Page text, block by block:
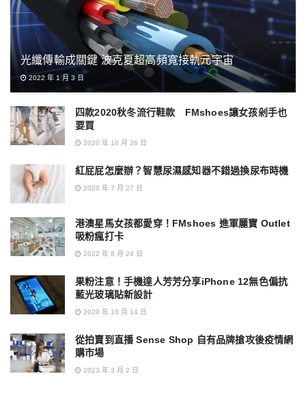
光纖傳輸成關鍵 波克夏超高頻寬接軌元宇宙
2022 年 1 月 3 日
四款2020秋冬流行鞋款 FMshoes讓女孩剁手也
要買
2020 年 10 月 26 日
紅屁屁怎麼辦？智慧尿濕感知器不錯過換尿布時機
2020 年 7 月 27 日
港澳星馬女孩都愛穿！FMshoes 進軍麗寶 Outlet
吸粉瘋打卡
2022 年 8 月 24 日
果粉注意！手機達人芳芳分享iPhone 12無色偏抗
藍光玻璃貼新設計
2020 年 10 月 14 日
從拍賣到直播 Sense Shop 自有品牌搶攻後疫情網
購市場
2023 年 3 月 2 日